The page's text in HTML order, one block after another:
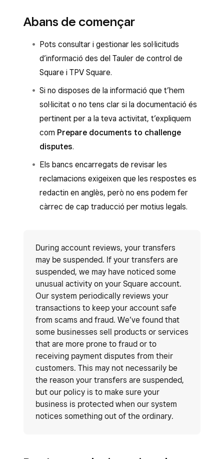
Abans de començar
Pots consultar i gestionar les sol·licituds
d’informació des del Tauler de control de
Square i TPV Square.
Si no disposes de la informació que t’hem
sol·licitat o no tens clar si la documentació és
pertinent per a la teva activitat, t’expliquem
com Prepare documents to challenge
disputes.
Els bancs encarregats de revisar les
reclamacions exigeixen que les respostes es
redactin en anglès, però no ens podem fer
càrrec de cap traducció per motius legals.
During account reviews, your transfers
may be suspended. If your transfers are
suspended, we may have noticed some
unusual activity on your Square account.
Our system periodically reviews your
transactions to keep your account safe
from scams and fraud. We’ve found that
some businesses sell products or services
that are more prone to fraud or to
receiving payment disputes from their
customers. This may not necessarily be
the reason your transfers are suspended,
but our policy is to make sure your
business is protected when our system
notices something out of the ordinary.